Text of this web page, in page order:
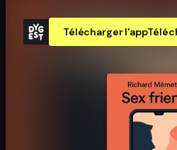
Télécharger l'app